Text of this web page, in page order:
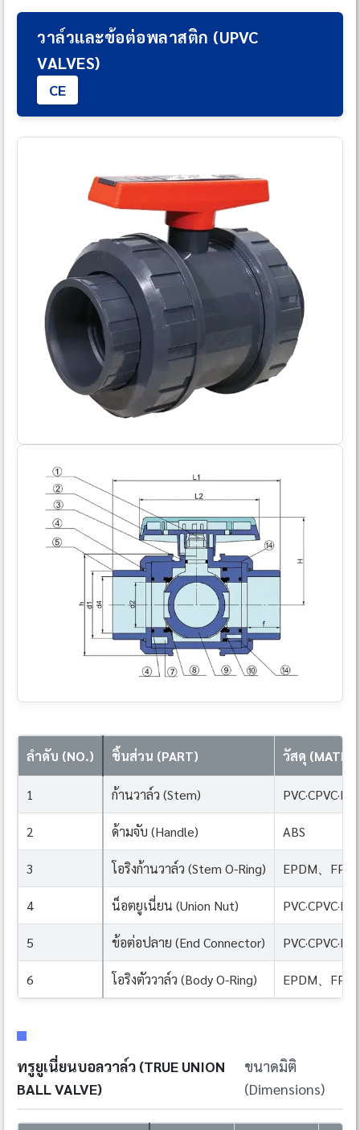
วาล์วและข้อต่อพลาสติก (UPVC
VALVES)
CE
ลำดับ (NO.) ชิ้นส่วน (PART) วัสดุ
1 ก้านวาล์ว (Stem) PVC·CPVC·PP
2 ด้ามจับ (Handle) ABS
3 โอริงก้านวาล์ว (Stem O-Ring) EPDM、
4 น็อตยูเนี่ยน (Union Nut) PVC·CPVC·PP
5 ข้อต่อปลาย (End Connector) PVC·CPVC·PP
6 โอริงตัววาล์ว (Body O-Ring) EPDM、
ทรูยูเนี่ยนบอลวาล์ว (TRUE UNION
BALL VALVE)
ขนาดมิติ
(Dimensions)